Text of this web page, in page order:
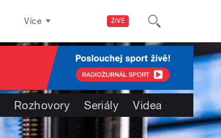
ŽIVĚ
Více
Rozhovory Seriály Videa